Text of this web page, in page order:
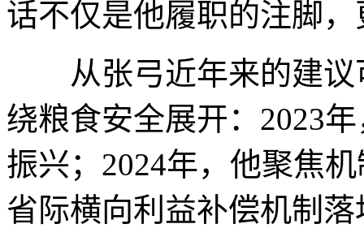
话不仅是他履职的注脚
从张弓近年来的建议
绕粮食安全展开：2023
振兴；2024年，他聚焦
省际横向利益补偿机制